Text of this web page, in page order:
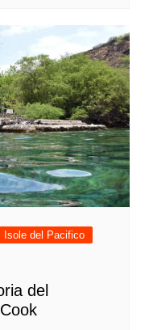
Isole del Pacifico
del